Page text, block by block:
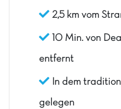
2,5 km vom
10 Min. von
entfernt
In dem
gelegen